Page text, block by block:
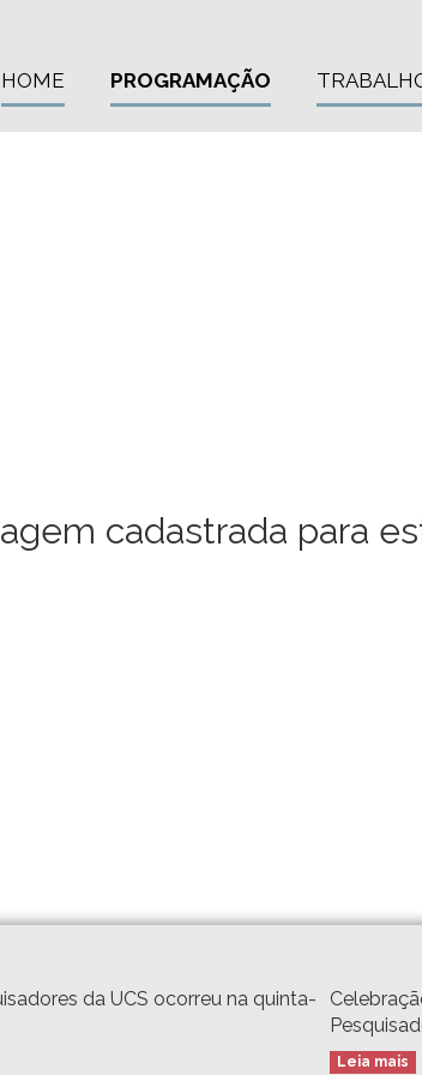
HOME PROGRAMAÇÃO
cadastrada para
da UCS ocorreu na quinta-
Leia mais